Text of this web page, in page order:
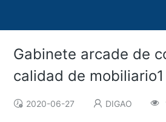
Gabinete arcade de
calidad de mobiliario1
2020-06-27 DIGAO